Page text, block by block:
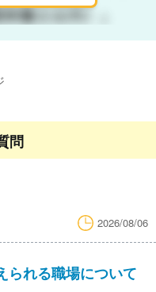
問
2026/08/06
られる職場について